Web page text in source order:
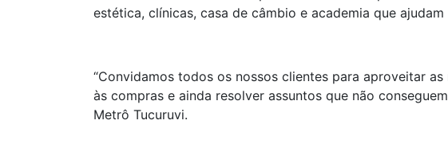
estética, clínicas, casa de câmbio e academia que
“Convidamos todos os nossos clientes para aproveitar
às compras e ainda resolver assuntos que não
Metrô Tucuruvi.